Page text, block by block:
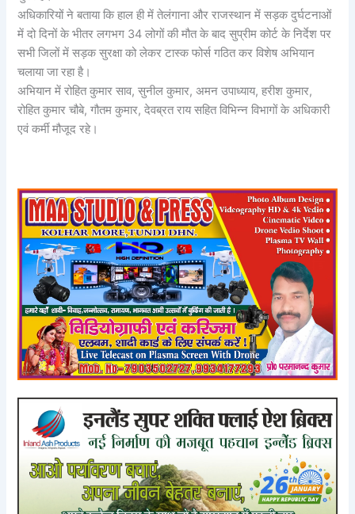
अधिकारियों ने बताया कि हाल ही में तेलंगाना और राजस्थान में सड़क दुर्घटनाओं
में दो दिनों के भीतर लगभग 34 लोगों की मौत के बाद सुप्रीम कोर्ट के निर्देश पर
सभी जिलों में सड़क सुरक्षा को लेकर टास्क फोर्स गठित कर विशेष अभियान
चलाया जा रहा है।
अभियान में रोहित कुमार साव, सुनील कुमार, अमन उपाध्याय, हरीश कुमार,
रोहित कुमार चौबे, गौतम कुमार, देवब्रत राय सहित विभिन्न विभागों के अधिकारी
एवं कर्मी मौजूद रहे।